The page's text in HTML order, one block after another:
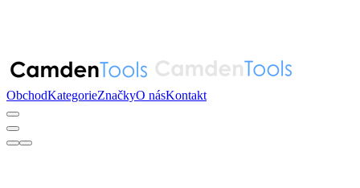
ObchodKategorieZnačkyO násKontakt